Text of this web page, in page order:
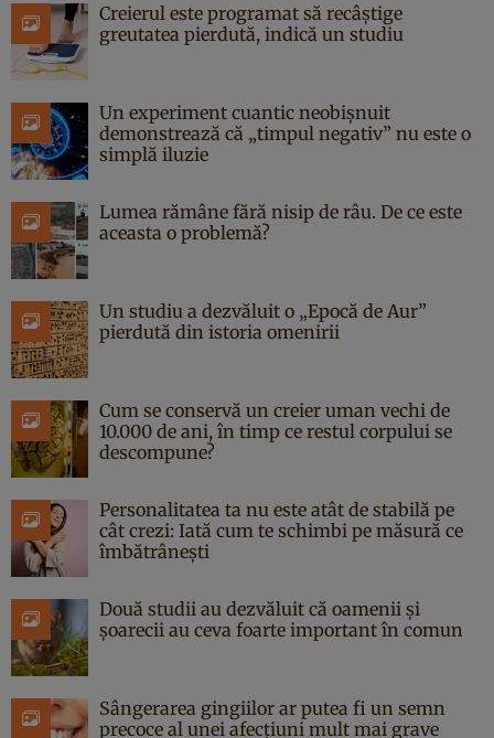
Creierul este programat să recâștige
greutatea pierdută, indică un studiu
Un experiment cuantic neobișnuit
demonstrează că „timpul negativ” nu este o
simplă iluzie
Lumea rămâne fără nisip de râu. De ce este
aceasta o problemă?
Un studiu a dezvăluit o „Epocă de Aur”
pierdută din istoria omenirii
Cum se conservă un creier uman vechi de
10.000 de ani, în timp ce restul corpului se
descompune?
Personalitatea ta nu este atât de stabilă pe
cât crezi: Iată cum te schimbi pe măsură ce
îmbătrânești
Două studii au dezvăluit că oamenii și
șoarecii au ceva foarte important în comun
Sângerarea gingiilor ar putea fi un semn
precoce al unei afecțiuni mult mai grave